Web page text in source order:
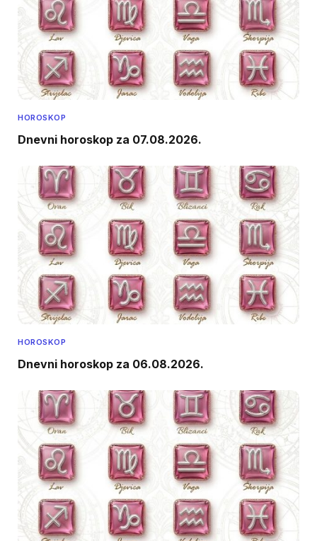
HOROSKOP
Dnevni horoskop za 07.08.2026.
HOROSKOP
Dnevni horoskop za 06.08.2026.